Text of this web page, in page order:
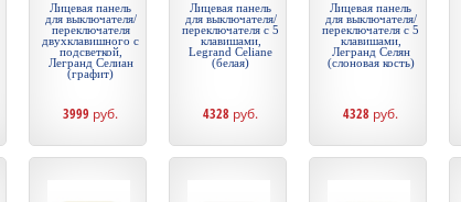
Лицевая панель
для выключателя/
переключателя
двухклавишного с
подсветкой,
Легранд Селиан
(графит)
3999 руб.
Лицевая панель
для выключателя/
переключателя с 5
клавишами,
Legrand Celiane
(белая)
4328 руб.
Лицевая панель
для выключателя/
переключателя с 5
клавишами,
Легранд Селян
(слоновая кость)
4328 руб.